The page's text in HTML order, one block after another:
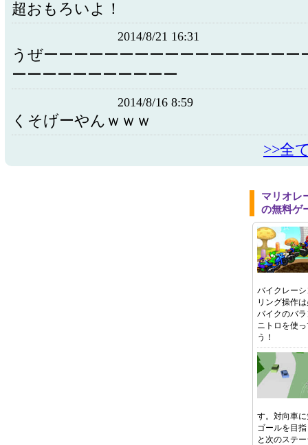
超おもろいよ！
2014/8/21 16:31
うぜーーーーーーーーーーーーーーーーー
ーーーーーーーーーーー
2014/8/16 8:59
くそげーやんｗｗｗ
>>全
マリオレ
の無料ゲ
バイクレー
リング操作
バイクのバ
ニトロを使
う！
す。対向車
ゴールを目
と次のステ